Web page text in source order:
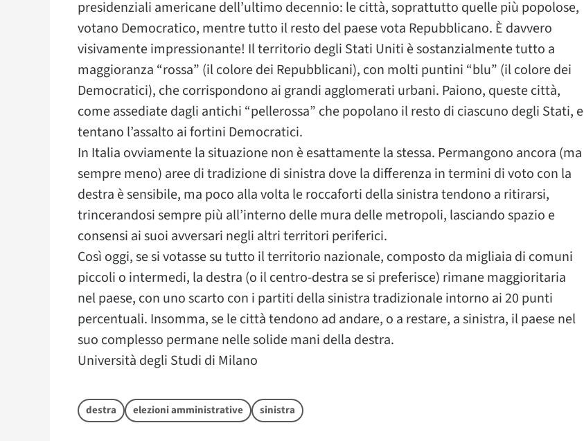
presidenziali americane dell’ultimo decennio: le città, soprattutto quelle più popolose,
votano Democratico, mentre tutto il resto del paese vota Repubblicano. È davvero
visivamente impressionante! Il territorio degli Stati Uniti è sostanzialmente tutto a
maggioranza “rossa” (il colore dei Repubblicani), con molti puntini “blu” (il colore dei
Democratici), che corrispondono ai grandi agglomerati urbani. Paiono, queste città,
come assediate dagli antichi “pellerossa” che popolano il resto di ciascuno degli Stati, e
tentano l’assalto ai fortini Democratici.
In Italia ovviamente la situazione non è esattamente la stessa. Permangono ancora (ma
sempre meno) aree di tradizione di sinistra dove la differenza in termini di voto con la
destra è sensibile, ma poco alla volta le roccaforti della sinistra tendono a ritirarsi,
trincerandosi sempre più all’interno delle mura delle metropoli, lasciando spazio e
consensi ai suoi avversari negli altri territori periferici.
Così oggi, se si votasse su tutto il territorio nazionale, composto da migliaia di comuni
piccoli o intermedi, la destra (o il centro-destra se si preferisce) rimane maggioritaria
nel paese, con uno scarto con i partiti della sinistra tradizionale intorno ai 20 punti
percentuali. Insomma, se le città tendono ad andare, o a restare, a sinistra, il paese nel
suo complesso permane nelle solide mani della destra.
Università degli Studi di Milano
destra elezioni amministrative sinistra